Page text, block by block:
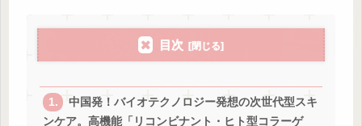
目次
中国発！バイオテクノロジー発想の次世代型スキ
ンケア。高機能「リコンビナント・ヒト型コラーゲ